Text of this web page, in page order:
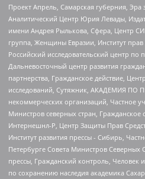
Проект Апрель, Самарская губерния,
Аналитический Центр Юрия Левады,
имени Андрея Рылькова, Сфера, Центр
группа, Женщины Евразии, Институт прав
Российский исследовательский центр по
Дальневосточный центр развития
партнерства, Гражданское действие,
исследований, Сутяжник, АКАДЕМИЯ ПО
некоммерческих организаций, Частное
Министров северных стран, Гражданское
Интернешнл-Р, Центр Защиты Прав
Институт развития прессы - Сибирь,
Петербурге Совета Министров
прессы, Гражданский контроль, Человек
по сохранению наследия академика